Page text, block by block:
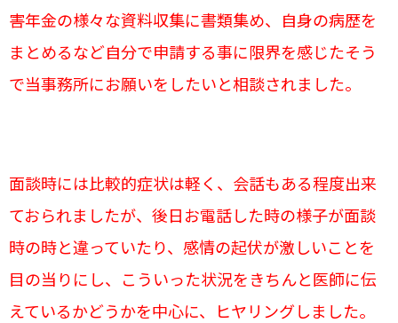
害年金の様々な資料収集に書類集め、自身の病歴を
まとめるなど自分で申請する事に限界を感じたそう
で当事務所にお願いをしたいと相談されました。
面談時には比較的症状は軽く、会話もある程度出来
ておられましたが、後日お電話した時の様子が面談
時の時と違っていたり、感情の起伏が激しいことを
目の当りにし、こういった状況をきちんと医師に伝
えているかどうかを中心に、ヒヤリングしました。